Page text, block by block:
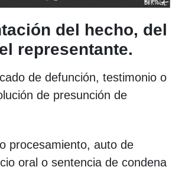
del hecho, del
representante.
de defunción, testimonio o
de presunción de
procesamiento, auto de
oral o sentencia de condena